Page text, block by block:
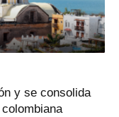
y se consolida